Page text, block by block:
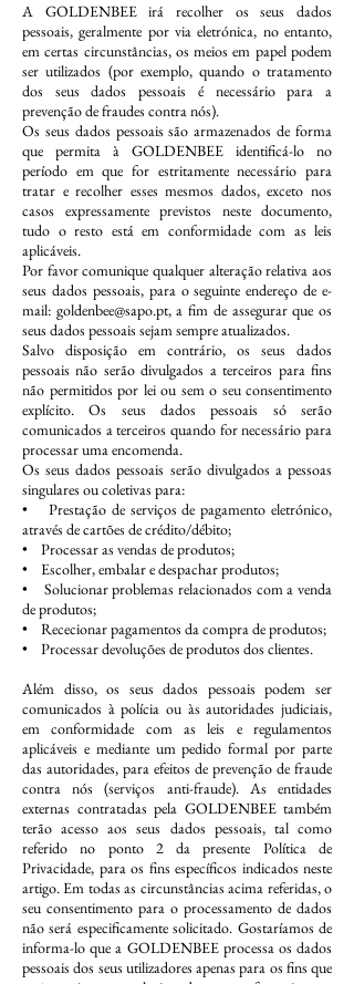
A GOLDENBEE irá recolher os seus dados
pessoais, geralmente por via eletrónica, no entanto,
em certas circunstâncias, os meios em papel podem
ser utilizados (por exemplo, quando o tratamento
dos seus dados pessoais é necessário para a
prevenção de fraudes contra nós).
Os seus dados pessoais são armazenados de forma
que permita à GOLDENBEE identificá-lo no
período em que for estritamente necessário para
tratar e recolher esses mesmos dados, exceto nos
casos expressamente previstos neste documento,
tudo o resto está em conformidade com as leis
aplicáveis.
Por favor comunique qualquer alteração relativa aos
seus dados pessoais, para o seguinte endereço de e-
mail: goldenbee@sapo.pt, a fim de assegurar que os
seus dados pessoais sejam sempre atualizados.
Salvo disposição em contrário, os seus dados
pessoais não serão divulgados a terceiros para fins
não permitidos por lei ou sem o seu consentimento
explícito. Os seus dados pessoais só serão
comunicados a terceiros quando for necessário para
processar uma encomenda.
Os seus dados pessoais serão divulgados a pessoas
singulares ou coletivas para:
• Prestação de serviços de pagamento eletrónico,
através de cartões de crédito/débito;
• Processar as vendas de produtos;
• Escolher, embalar e despachar produtos;
• Solucionar problemas relacionados com a venda
de produtos;
• Rececionar pagamentos da compra de produtos;
• Processar devoluções de produtos dos clientes.
Além disso, os seus dados pessoais podem ser
comunicados à polícia ou às autoridades judiciais,
em conformidade com as leis e regulamentos
aplicáveis e mediante um pedido formal por parte
das autoridades, para efeitos de prevenção de fraude
contra nós (serviços anti-fraude). As entidades
externas contratadas pela GOLDENBEE também
terão acesso aos seus dados pessoais, tal como
referido no ponto 2 da presente Política de
Privacidade, para os fins específicos indicados neste
artigo. Em todas as circunstâncias acima referidas, o
seu consentimento para o processamento de dados
não será especificamente solicitado. Gostaríamos de
informa-lo que a GOLDENBEE processa os dados
pessoais dos seus utilizadores apenas para os fins que